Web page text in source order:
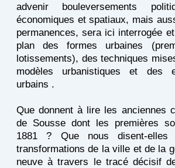
advenir bouleversements
économiques et spatiaux, mais
permanences, sera ici interrogée
plan des formes urbaines
lotissements), des techniques
modèles urbanistiques et des
urbains .
Que donnent à lire les anciennes
de Sousse dont les premières
1881 ? Que nous disent-elles
transformations de la ville et de la
neuve à travers le tracé décisif